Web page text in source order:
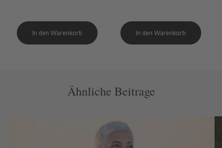
Ähnliche Beitrage